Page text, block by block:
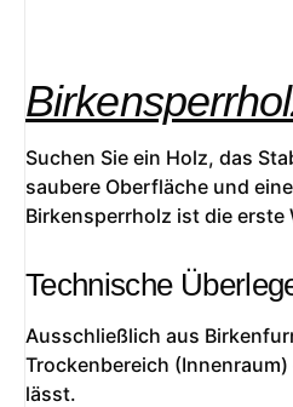
Suchen Sie ein Holz, das
saubere Oberfläche und
Birkensperrholz ist die erste
Technische
Ausschließlich aus
Trockenbereich
lässt.